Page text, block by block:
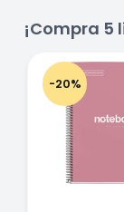
¡Compra 5
-20%